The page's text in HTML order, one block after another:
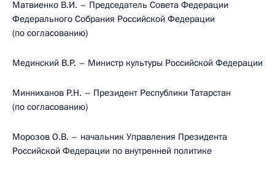
Матвиенко В.И. – Председатель Совета Федерации
Федерального Собрания Российской Федерации
(по согласованию)
Мединский В.Р. – Министр культуры Российской Федерации
Минниханов Р.Н. – Президент Республики Татарстан
(по согласованию)
Морозов О.В. – начальник Управления Президента
Российской Федерации по внутренней политике